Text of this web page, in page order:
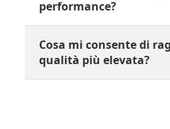
performance?
Cosa mi consente di
qualità più elevata?